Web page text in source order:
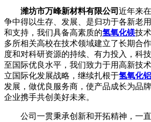
潍坊市万峰新材料有限公司 近年来
争中得以生存、发展、是归功于各新老
和支持，我们具备高素质的氢氧化镁技
多所相关高校在技术领域建立了长期合
度和对科研资源的持续、有力投入，科
至国际优良水平，我们致力于用高新技
立国际化发展战略，继续扎根于氢氧化铝
发展，做优良服务商，使产品成长为品
企业携手共创美好未来。
公司一贯秉承创新和开拓精神，一直